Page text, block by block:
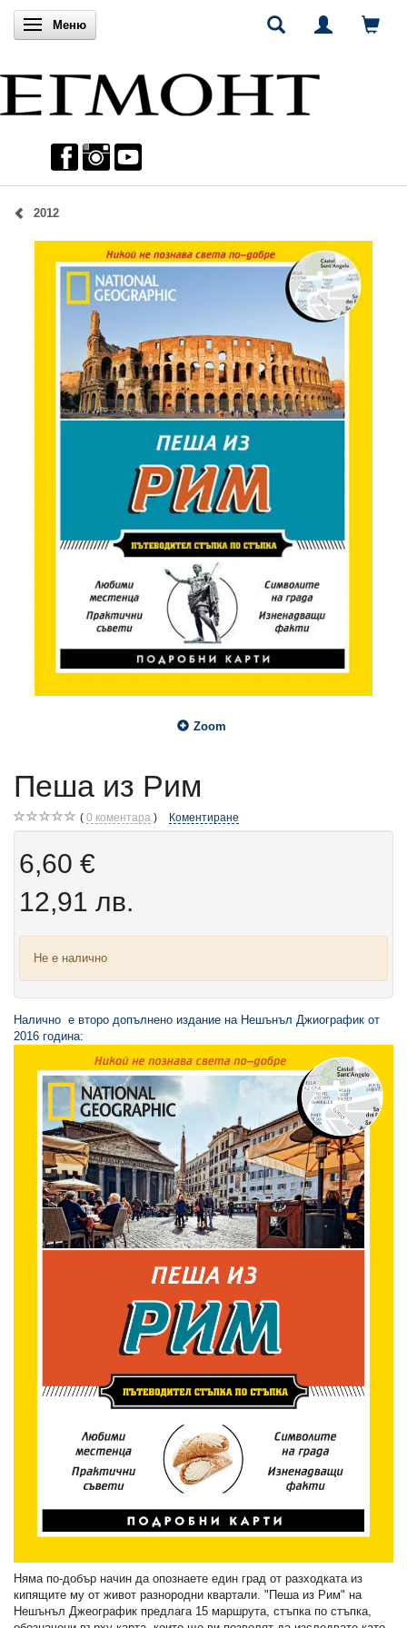
Включи навигацията
Меню
2012
Zoom
Пеша из Рим
0 коментара Коментиране
6,60 €
12,91 лв.
Не е налично
Налично е второ допълнено издание на Нешънъл Джиографик от
2016 година:
Няма по-добър начин да опознаете един град от разходката из
кипящите му от живот разнородни квартали. "Пеша из Рим" на
Нешънъл Джeографик предлага 15 маршрута, стъпка по стъпка,